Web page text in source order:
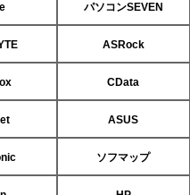
パソコンSEVEN
ASRock
CData
ASUS
ソフマップ